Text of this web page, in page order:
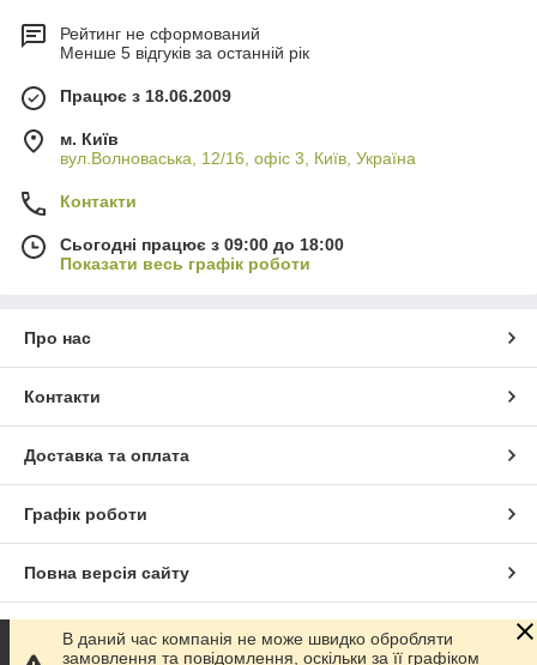
Рейтинг не сформований
Менше 5 відгуків за останній рік
Працює з 18.06.2009
м. Київ
вул.Волноваська, 12/16, офіс 3, Київ, Україна
Контакти
Сьогодні працює з 09:00 до 18:00
Показати весь графік роботи
Про нас
Контакти
Доставка та оплата
Графік роботи
Повна версія сайту
Сайт створено на маркетплейсі
В даний час компанія не може швидко обробляти
замовлення та повідомлення, оскільки за її графіком